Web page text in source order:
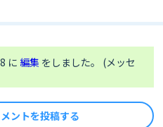
に編集 をしました。 (メッセ
ントを投稿する